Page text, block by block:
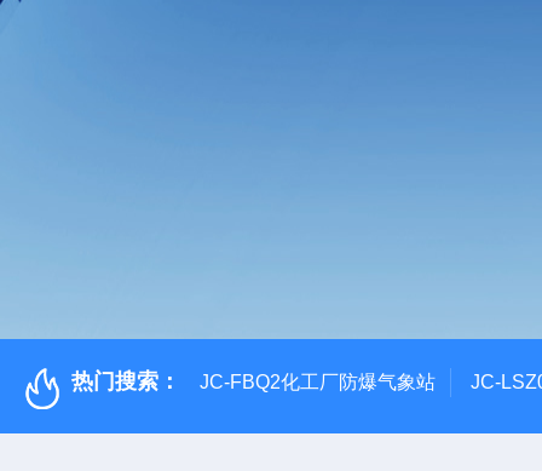
热门搜索： JC-FBQ2化工厂防爆气象站 JC-